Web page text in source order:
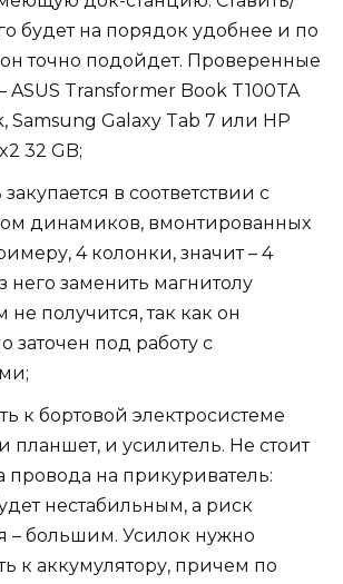
будет на порядок удобнее и по
точно подойдет. Проверенные
ASUS Transformer Book T100TA
Samsung Galaxy Tab 7 или HP
32 GB;
в соответствии с
динамиков, вмонтированных
4 колонки, значит – 4
него заменить магнитолу
не получится, так как он
заточен под работу с
к бортовой электросистеме
планшет, и усилитель. Не стоит
провода на прикуриватель:
нестабильным, а риск
– большим. Усилок нужно
к аккумулятору, причем по